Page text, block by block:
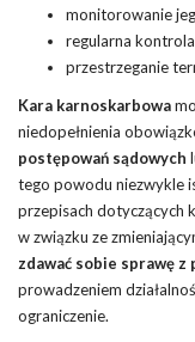
monitorowanie
regularna
przestrzeganie
Kara karnoskarbowa
niedopełnienia
postępowań sądowych
tego powodu niezwykle
przepisach dotyczących
w związku ze
zdawać sobie sprawę
prowadzeniem
ograniczenie.